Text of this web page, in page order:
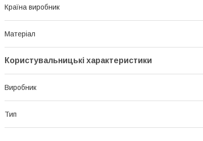
Країна виробник
Матеріал
Користувальницькі характеристики
Виробник
Тип